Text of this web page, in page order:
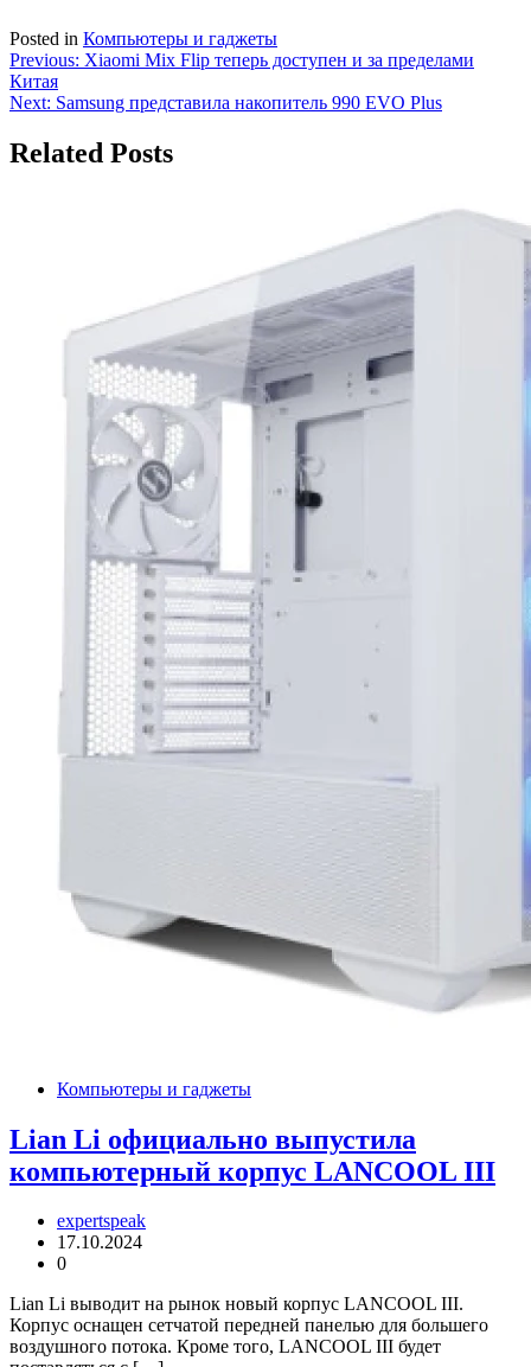
Posted in Компьютеры и гаджеты
Навигация
по
Previous: Xiaomi Mix Flip теперь доступен и за пределами
Китая
Next: Samsung представила накопитель 990 EVO Plus
Related Posts
Компьютеры и гаджеты
Lian Li официально выпустила
компьютерный корпус LANCOOL III
expertspeak
17.10.2024
0
Lian Li выводит на рынок новый корпус LANCOOL III.
Корпус оснащен сетчатой передней панелью для большего
воздушного потока. Кроме того, LANCOOL III будет